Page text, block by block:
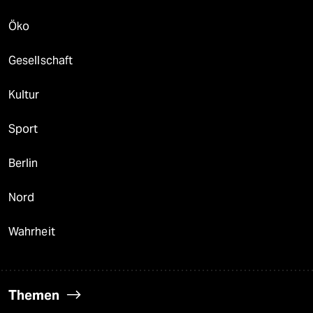
Öko
Gesellschaft
Kultur
Sport
Berlin
Nord
Wahrheit
Themen